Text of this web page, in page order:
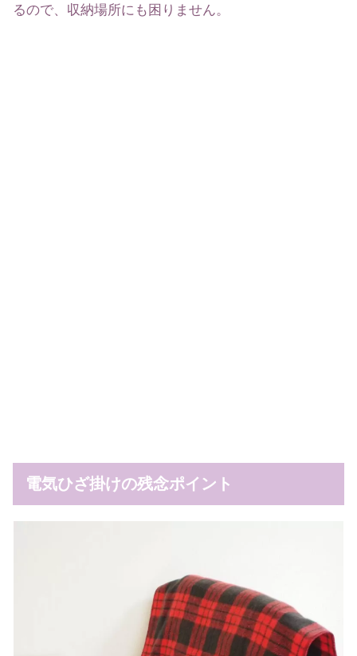
るので、収納場所にも困りません。
電気ひざ掛けの残念ポイント